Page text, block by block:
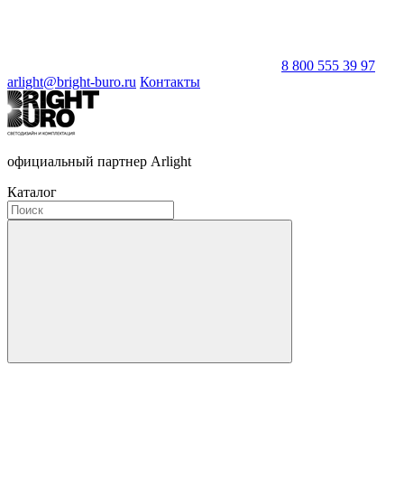
8 800 555 39 97
arlight@bright-buro.ru Контакты
официальный партнер Arlight
Каталог